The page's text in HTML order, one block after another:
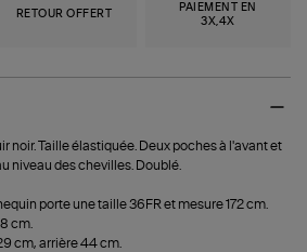
RETOUR OFFERT
PAIEMENT EN
3X,4X
noir. Taille élastiquée. Deux poches à l'avant et
niveau des chevilles. Doublé.
porte une taille 36FR et mesure 172 cm.
cm.
cm, arrière 44 cm.